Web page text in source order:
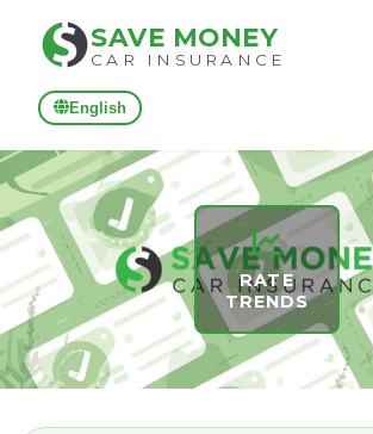
SAVE MONEY
CAR INSURANCE
English
RATE
TRENDS